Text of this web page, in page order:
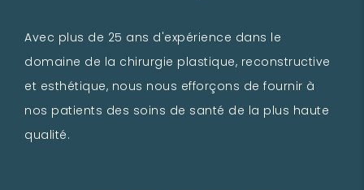
Avec plus de 25 ans d'expérience dans le
domaine de la chirurgie plastique, reconstructive
et esthétique, nous nous efforçons de fournir à
nos patients des soins de santé de la plus haute
qualité.